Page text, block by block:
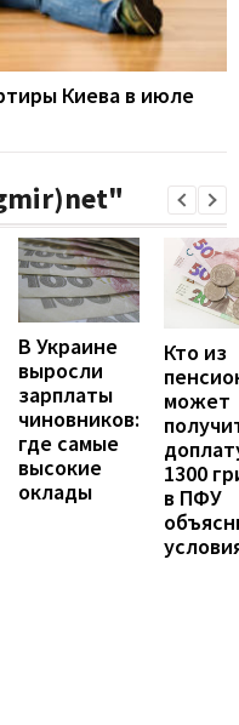
Киева в июле
В Украине
выросли
зарплаты
чиновников:
где самые
высокие
оклады
Кто из
может
1300
в ПФУ